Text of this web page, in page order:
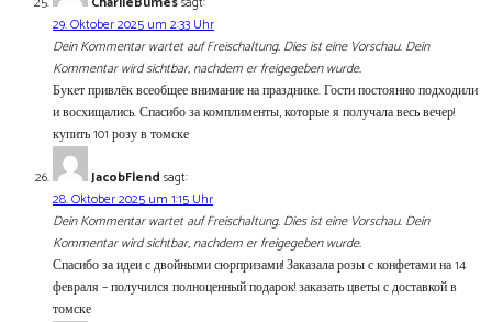
29. Oktober 2025 um 2:33 Uhr
Dein Kommentar wartet auf Freischaltung. Dies ist eine Vorschau. Dein
Kommentar wird sichtbar, nachdem er freigegeben wurde.
Букет привлёк всеобщее внимание на празднике. Гости постоянно подходили
и восхищались. Спасибо за комплименты, которые я получала весь вечер!
купить 101 розу в томске
JacobFlend sagt:
28. Oktober 2025 um 1:15 Uhr
Dein Kommentar wartet auf Freischaltung. Dies ist eine Vorschau. Dein
Kommentar wird sichtbar, nachdem er freigegeben wurde.
Спасибо за идеи с двойными сюрпризами! Заказала розы с конфетами на 14
февраля – получился полноценный подарок! заказать цветы с доставкой в
томске